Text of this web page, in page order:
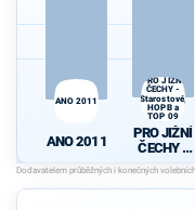
ANO 2011
ANO 2011
PRO JIŽNÍ
ČECHY -
Starostové,
HOPB a
TOP 09
PRO JIŽNÍ
ČECHY -
Starostové
, HOPB a
TOP 09